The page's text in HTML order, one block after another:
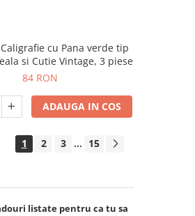
cu Pana verde tip
si Cutie Vintage, 3 piese
84 RON
ADAUGA IN COS
1 2 3 ... 15
listate pentru ca tu sa